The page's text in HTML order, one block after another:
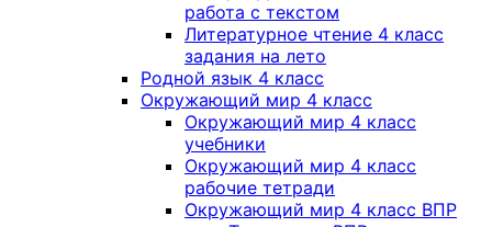
работа с текстом
Литературное чтение 4 класс
задания на лето
Родной язык 4 класс
Окружающий мир 4 класс
Окружающий мир 4 класс
учебники
Окружающий мир 4 класс
рабочие тетради
Окружающий мир 4 класс ВПР